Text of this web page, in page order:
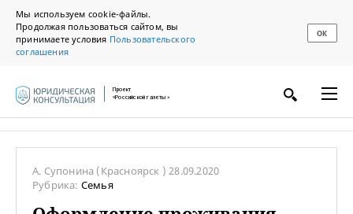
Мы используем cookie-файлы.
Продолжая пользоваться сайтом, вы
принимаете условия Пользовательского
соглашения
ОК
Проект
«Российской газеты»
А. Супонина (Красноярск )28.09.2020
Рубрика: Семья